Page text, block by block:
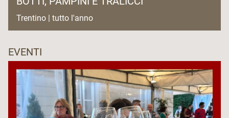
Trentino | tutto l'anno
EVENTI